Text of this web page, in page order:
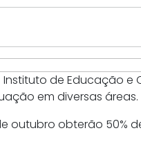
de Educação
em diversas
outubro obterão 50%